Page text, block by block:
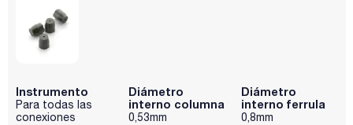
Instrumento
Para todas las
conexiones
Diámetro
interno columna
0,53mm
Diámetro
interno ferrula
0,8mm